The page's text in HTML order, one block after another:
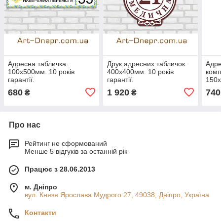
Адресна табличка.
100х500мм. 10 років
гарантії.
680 ₴
Друк адресних табличок.
400х400мм. 10 років
гарантії.
1 920₴ 740
Про нас
Рейтинг не сформований
Менше 5 відгуків за останній рік
Працює з 28.06.2013
м. Дніпро
вул. Князя Ярослава Мудрого 27, 49038, Дніпро, Україна
Контакти